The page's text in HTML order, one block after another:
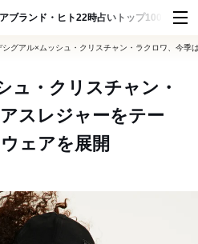
ブランド・ヒト22時占い トップ100 スナッ
シグアル×ムッシュ・クリスチャン・ラクロワ、今季
ュ・クリスチャン・
スレジャーをテー
ェアを展開